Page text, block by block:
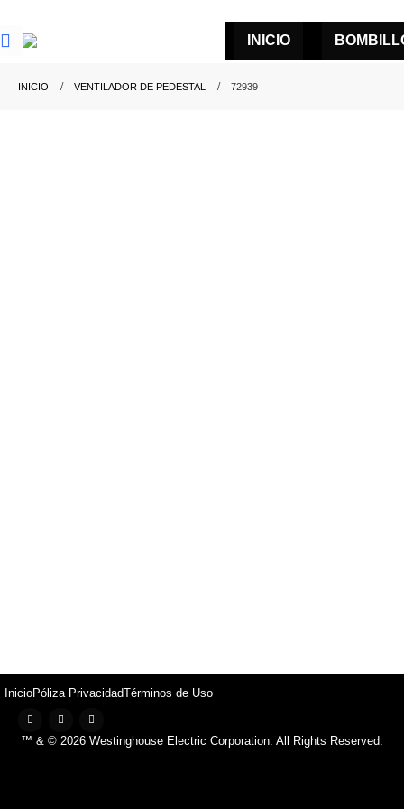
INICIO
INICIO VENTILADOR DE PEDESTAL 72939
InicioPóliza PrivacidadTérminos de Uso
™ & © 2026 Westinghouse Electric Corporation. All Rights Reserved.